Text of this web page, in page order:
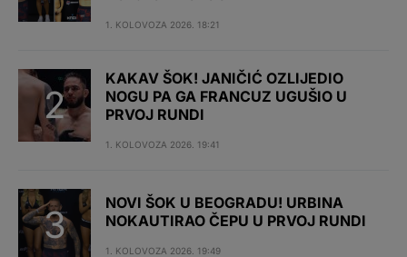
1. KOLOVOZA 2026. 18:21
KAKAV ŠOK! JANIČIĆ OZLIJEDIO
NOGU PA GA FRANCUZ UGUŠIO U
PRVOJ RUNDI
1. KOLOVOZA 2026. 19:41
NOVI ŠOK U BEOGRADU! URBINA
NOKAUTIRAO ČEPU U PRVOJ RUNDI
1. KOLOVOZA 2026. 19:49